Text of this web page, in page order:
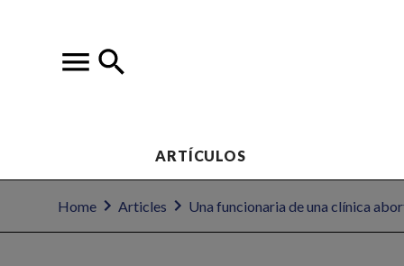
ARTÍCULOS
Home Articles Una funcionaria de una clínica